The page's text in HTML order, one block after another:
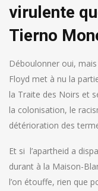
virulente
Tierno
Déboulonner oui,
Floyd met à nu la
la Traite des Noirs et
la colonisation, le
détérioration des
Et si l’apartheid a
durant à la Maison-
l’on étouffe, rien que